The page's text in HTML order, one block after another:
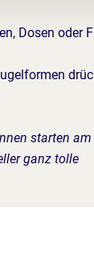
Dosen oder
starten am
ganz tolle